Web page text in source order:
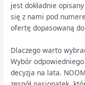
jest dokładnie
się z nami pod
ofertę dopasowaną
Dlaczego warto
Wybór
decyzja na lata.